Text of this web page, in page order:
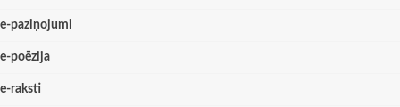
e-paziņojumi
e-poēzija
e-raksti